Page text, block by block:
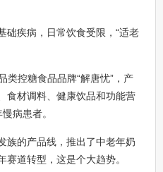
础疾病，日常饮食受限，“适老
类控糖食品品牌“解唐忧”，产
食材调料、健康饮品和功能营
病患者。
族的产品线，推出了中老年奶
道转型，这是个大趋势。